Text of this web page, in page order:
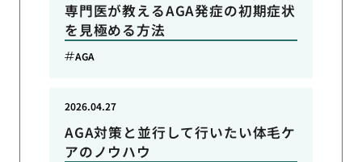
専門医が教えるAGA発症の初期症状
を見極める方法
AGA
AGA対策と並行して行いたい体毛ケ
アのノウハウ
2026.04.27